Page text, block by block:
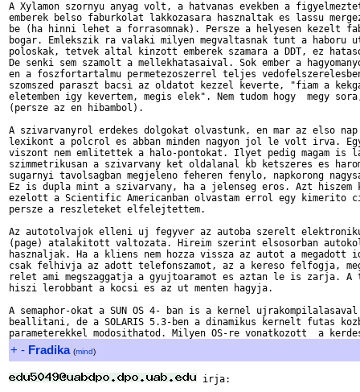
A Xylamon szornyu anyag volt, a hatvanas evekben a
emberek belso faburkolat lakkozasara hasznaltak es lassu
be (ha hinni lehet a forrasomnak). Persze a helyesen kezelt
bogar. Emlekszik ra valaki milyen megvaltasnak tunt a haboru
poloskak, tetvek altal kinzott emberek szamara a DDT, ez
De senki sem szamolt a mellekhatasaival. Sok ember a
en a foszfortartalmu permetezoszerrel teljes
szomszed paraszt bacsi az oldatot kezzel keverte, "fiam a
eletemben igy kevertem, megis elek". Nem tudom hogy  megy
(persze az en hibambol).
A szivarvanyrol erdekes dolgokat olvastunk, en mar az elso
lexikont a polcrol es abban minden nagyon jol le volt irva.
viszont nem emlitettek a halo-pontokat. Ilyet pedig magam is
szimmetrikusan a szivarvany ket oldalanal kb ketszeres es
sugarnyi tavolsagban megjeleno feheren fenylo, napkorong
Ez is dupla mint a szivarvany, ha a jelenseg eros. Azt
ezelott a Scientific Americanban olvastam errol egy kimerito
persze a reszleteket elfelejtettem.
Az autotolvajok elleni uj fegyver az autoba szerelt
(page) atalakitott valtozata. Hireim szerint elsosorban
hasznaljak. Ha a kliens nem hozza vissza az autot a megadott
csak felhivja az adott telefonszamot, az a kereso felfogja,
relet ami megszaggatja a gyujtoaramot es aztan le is zarja.
hiszi lerobbant a kocsi es az ut menten hagyja.
A semaphor-okat a SUN OS 4- ban is a kernel
beallitani, de a SOLARIS 5.3-ben a dinamikus kernelt futas
+ - Fradika (mind)
irja: